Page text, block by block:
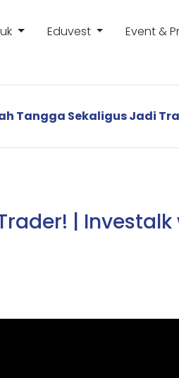
Eduvest Event &
Tangga Sekaligus Jadi
|